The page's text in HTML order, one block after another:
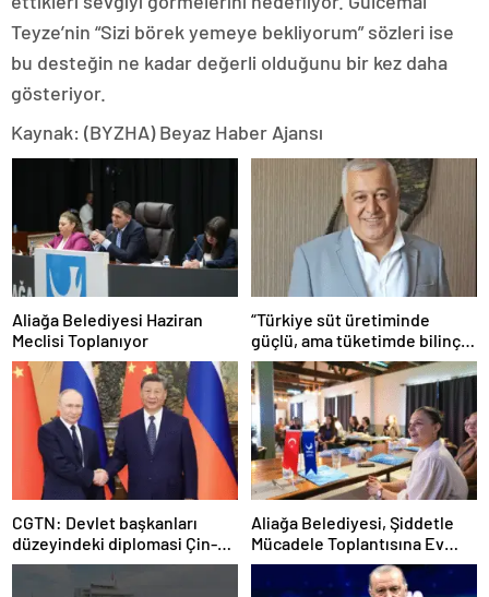
Teyze’nin “Sizi börek yemeye bekliyorum” sözleri ise
bu desteğin ne kadar değerli olduğunu bir kez daha
gösteriyor.
Kaynak: (BYZHA) Beyaz Haber Ajansı
Aliağa Belediyesi Haziran
Meclisi Toplanıyor
“Türkiye süt üretiminde
güçlü, ama tüketimde bilinç
şart”
CGTN: Devlet başkanları
düzeyindeki diplomasi Çin-
Rusya arasındaki büyüyen
ortaklığı güçlendiriyor
Aliağa Belediyesi, Şiddetle
Mücadele Toplantısına Ev
Sahipliği Yaptı